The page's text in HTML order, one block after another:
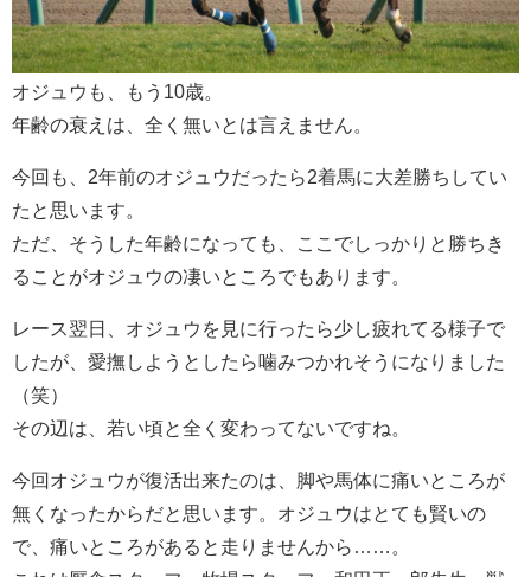
オジュウも、もう10歳。
年齢の衰えは、全く無いとは言えません。
今回も、2年前のオジュウだったら2着馬に大差勝ちしてい
たと思います。
ただ、そうした年齢になっても、ここでしっかりと勝ちき
ることがオジュウの凄いところでもあります。
レース翌日、オジュウを見に行ったら少し疲れてる様子で
したが、愛撫しようとしたら噛みつかれそうになりました
（笑）
その辺は、若い頃と全く変わってないですね。
今回オジュウが復活出来たのは、脚や馬体に痛いところが
無くなったからだと思います。オジュウはとても賢いの
で、痛いところがあると走りませんから……。